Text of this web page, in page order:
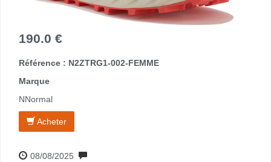
190.0 €
Référence : N2ZTRG1-002-FEMME
Marque
NNormal
Acheter
08/08/2025